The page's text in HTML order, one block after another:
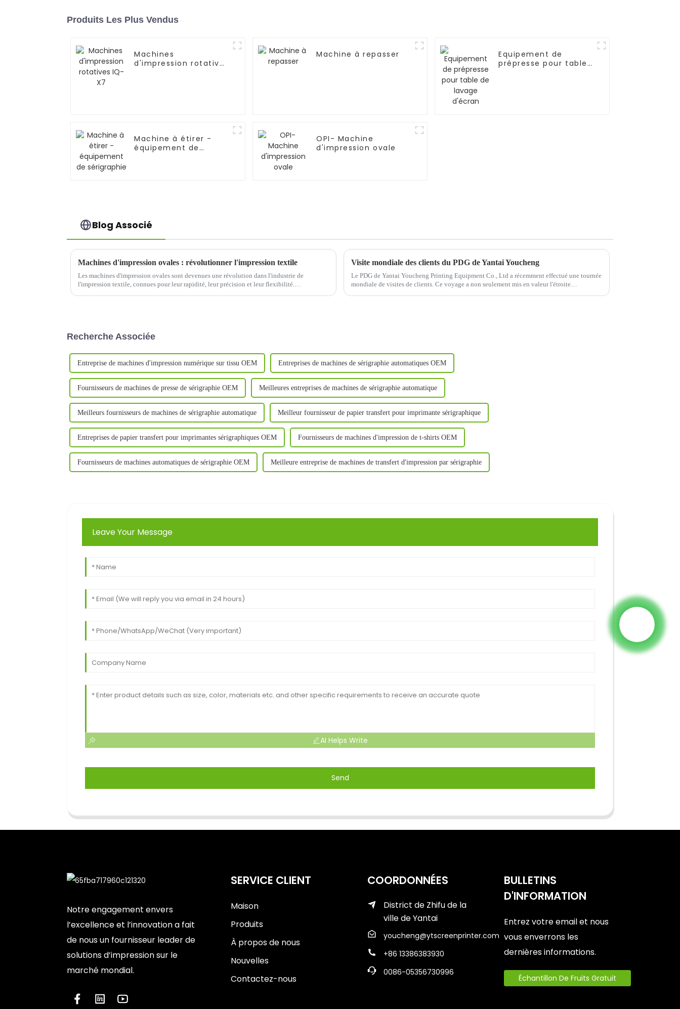
Produits Les Plus Vendus
Machines
d'impression rotatives
Machine à repasser
Equipement de
prépresse pour table
Machine à étirer -
équipement de
OPI- Machine
d'impression ovale
Blog Associé
Machines d'impression ovales : révolutionner l'impression textile
Les machines d'impression ovales sont devenues une révolution dans l'industrie de
l'impression textile, connues pour leur rapidité, leur précision et leur flexibilité.
Visite mondiale des clients du PDG de Yantai Youcheng
Le PDG de Yantai Youcheng Printing Equipment Co., Ltd a récemment effectué une tournée
mondiale de visites de clients. Ce voyage a non seulement mis en valeur l'étroite
Recherche Associée
Entreprise de machines d'impression numérique sur tissu OEM Entreprises de machines de sérigraphie automatiques OEM
Fournisseurs de machines de presse de sérigraphie OEM Meilleures entreprises de machines de sérigraphie automatique
Meilleurs fournisseurs de machines de sérigraphie automatique Meilleur fournisseur de papier transfert pour imprimante sérigraphique
Entreprises de papier transfert pour imprimantes sérigraphiques OEM Fournisseurs de machines d'impression de t-shirts OEM
Fournisseurs de machines automatiques de sérigraphie OEM Meilleure entreprise de machines de transfert d'impression par sérigraphie
Leave Your Message
AI Helps Write
Send
Notre engagement envers
l’excellence et l’innovation a fait
de nous un fournisseur leader de
solutions d’impression sur le
marché mondial.
SERVICE CLIENT
Maison
Produits
À propos de nous
Nouvelles
Contactez-nous
COORDONNÉES
District de Zhifu de la
ville de Yantai
youcheng@ytscreenprinter.com
+86 13386383930
0086-05356730996
BULLETINS
D'INFORMATION
Entrez votre email et nous
vous enverrons les
dernières informations.
Échantillon De Fruits Gratuit